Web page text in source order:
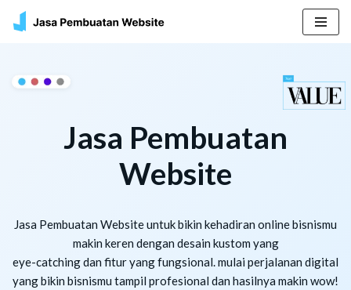
content
Jasa Pembuatan
Website
Jasa Pembuatan Website untuk bikin kehadiran online bisnismu
makin keren dengan desain kustom yang
eye-catching dan fitur yang fungsional. mulai perjalanan digital
yang bikin bisnismu tampil profesional dan hasilnya makin wow!